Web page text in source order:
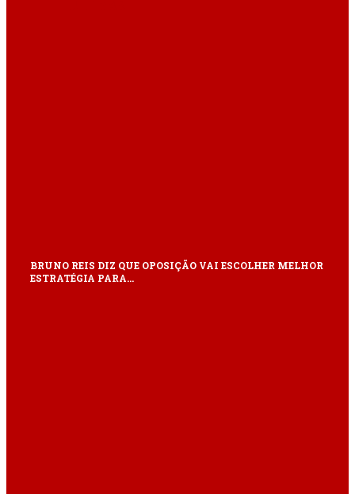
BRUNO REIS DIZ QUE OPOSIÇÃO VAI ESCOLHER MELHOR
ESTRATÉGIA PARA…